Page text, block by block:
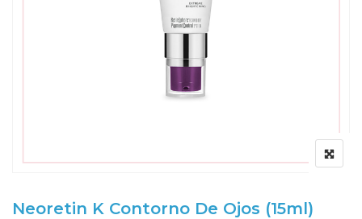
Neoretin K Contorno De Ojos (15ml)